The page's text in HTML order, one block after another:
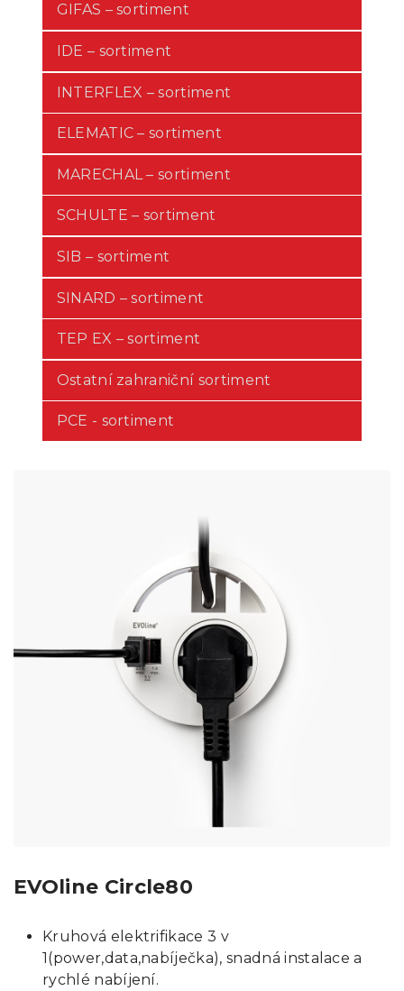
GIFAS – sortiment
IDE – sortiment
INTERFLEX – sortiment
ELEMATIC – sortiment
MARECHAL – sortiment
SCHULTE – sortiment
SIB – sortiment
SINARD – sortiment
TEP EX – sortiment
Ostatní zahraniční sortiment
PCE - sortiment
EVOline Circle80
Kruhová elektrifikace 3 v
1(power,data,nabíječka), snadná instalace a
rychlé nabíjení.